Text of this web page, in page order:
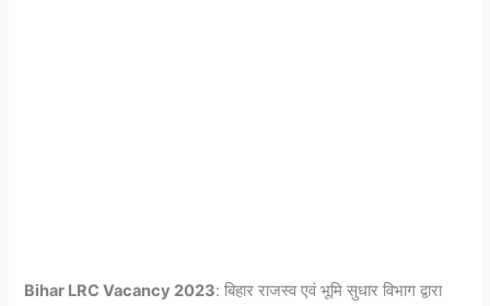
Bihar LRC Vacancy 2023: बिहार राजस्व एवं भूमि सुधार विभाग द्वारा